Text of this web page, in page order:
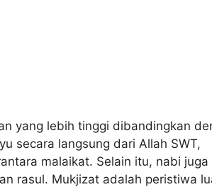
yang lebih tinggi dibandingkan
secara langsung dari Allah SWT,
malaikat. Selain itu, nabi juga
rasul. Mukjizat adalah peristiwa